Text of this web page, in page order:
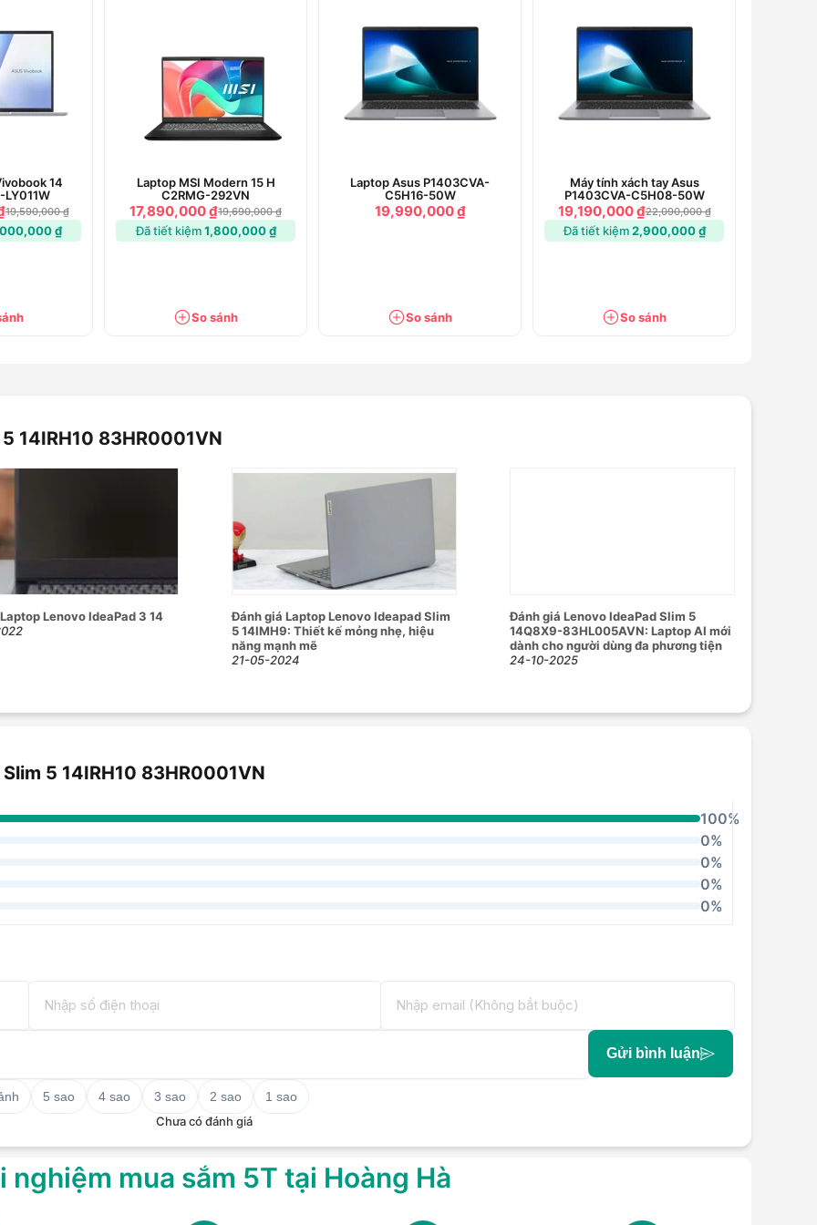
1920x1200, màu sắc chuẩn xác nhờ
đáp ứng tốt công việc văn phòng,
âm thanh sống động, rõ ràng, nâng
chóng, bảo mật cao, tăng tiện ích
Lenovo IdeaPad Slim 5
100% DCI-P3
NVMe(có thể nâng cấp lên 2 x
đủ
năng cuộn và thao tác
on)
trợ PD 3.0 và DisplayPort 1.4)
hợp 3.5mm
(nhận dạng khuôn mặt)
bật của laptop Lenovo
14
19,590,000 ₫
₫
Laptop MSI Modern 15 H
C2RMG-292VN
17,890,000 ₫19,690,000 ₫
Đã tiết kiệm1,800,000 ₫
So sánh
Laptop Asus P1403CVA-
C5H16-50W
19,990,000 ₫
So sánh
Máy tính xách tay Asus
P1403CVA-C5H08-50W
19,190,000 ₫22,090,000 ₫
Đã tiết kiệm2,900,000 ₫
So sánh
5 14IRH10 83HR0001VN
Lenovo IdeaPad 3 14
Đánh giá Laptop Lenovo Ideapad Slim
5 14IMH9: Thiết kế mỏng nhẹ, hiệu
năng mạnh mẽ
21-05-2024
Đánh giá Lenovo IdeaPad Slim 5
14Q8X9-83HL005AVN: Laptop AI mới
dành cho người dùng đa phương tiện
24-10-2025
5 14IRH10 83HR0001VN
100%
0%
0%
0%
0%
Gửi bình luận
5 sao 4 sao 3 sao 2 sao
1 sao
Chưa có đánh giá
nghiệm mua sắm 5T tại Hoàng Hà